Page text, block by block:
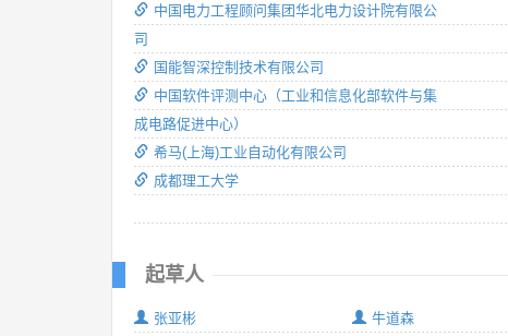
中国电力工程顾问集团华北电力设计院有限公
司
国能智深控制技术有限公司
中国软件评测中心（工业和信息化部软件与集
成电路促进中心）
希马(上海)工业自动化有限公司
成都理工大学
起草人
张亚彬
牛道森